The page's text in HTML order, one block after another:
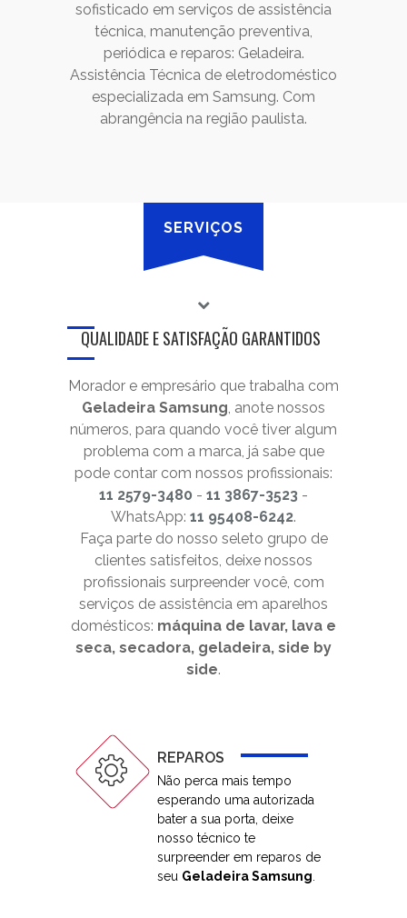
sofisticado em serviços de assistência
técnica, manutenção preventiva,
periódica e reparos: Geladeira.
Assistência Técnica de eletrodoméstico
especializada em Samsung. Com
abrangência na região paulista.
SERVIÇOS
QUALIDADE E SATISFAÇÃO GARANTIDOS
Morador e empresário que trabalha com
Geladeira Samsung, anote nossos
números, para quando você tiver algum
problema com a marca, já sabe que
pode contar com nossos profissionais:
11 2579-3480 - 11 3867-3523 -
WhatsApp: 11 95408-6242.
Faça parte do nosso seleto grupo de
clientes satisfeitos, deixe nossos
profissionais surpreender você, com
serviços de assistência em aparelhos
domésticos: máquina de lavar, lava e
seca, secadora, geladeira, side by
side.
REPAROS
Não perca mais tempo
esperando uma autorizada
bater a sua porta, deixe
nosso técnico te
surpreender em reparos de
seu Geladeira Samsung.